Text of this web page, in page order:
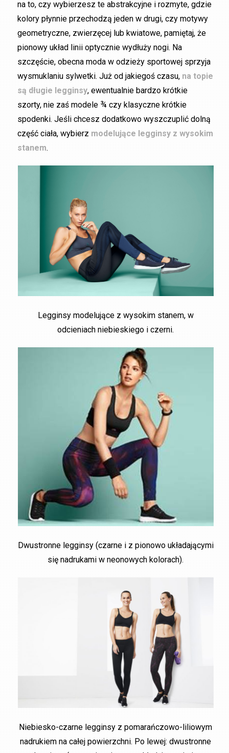
na to, czy wybierzesz te abstrakcyjne i rozmyte, gdzie
kolory płynnie przechodzą jeden w drugi, czy motywy
geometryczne, zwierzęcej lub kwiatowe, pamiętaj, że
pionowy układ linii optycznie wydłuży nogi. Na
szczęście, obecna moda w odzieży sportowej sprzyja
wysmuklaniu sylwetki. Już od jakiegoś czasu, na topie
są długie legginsy, ewentualnie bardzo krótkie
szorty, nie zaś modele ¾ czy klasyczne krótkie
spodenki. Jeśli chcesz dodatkowo wyszczuplić dolną
część ciała, wybierz modelujące legginsy z wysokim
stanem.
Legginsy modelujące z wysokim stanem, w
odcieniach niebieskiego i czerni.
Dwustronne legginsy (czarne i z pionowo układającymi
się nadrukami w neonowych kolorach).
Niebiesko-czarne legginsy z pomarańczowo-liliowym
nadrukiem na całej powierzchni. Po lewej: dwustronne